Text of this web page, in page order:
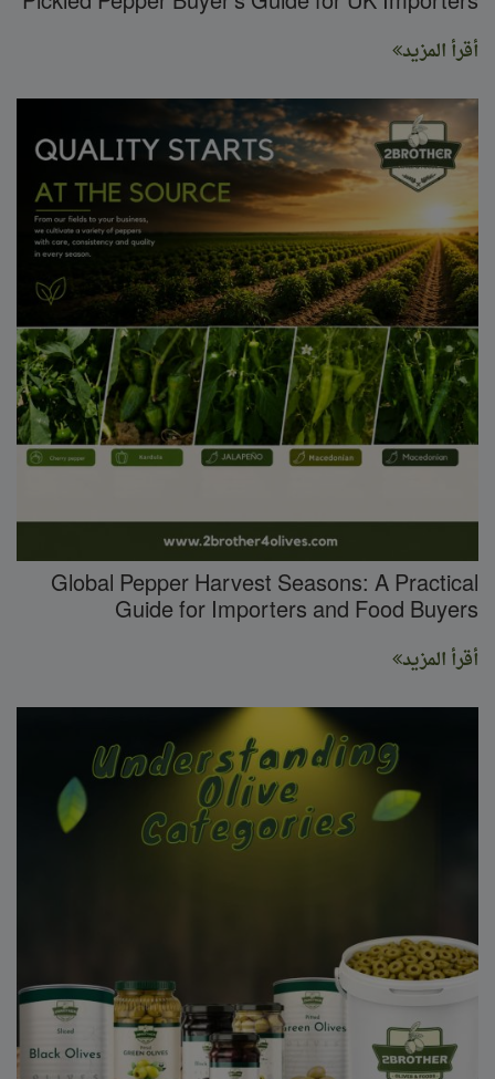
أقرأ المزيد
Global Pepper Harvest Seasons: A Practical
Guide for Importers and Food Buyers
أقرأ المزيد